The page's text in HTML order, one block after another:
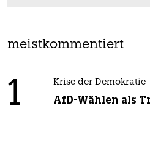
meistkommentiert
1 Krise der Demokratie
AfD-Wählen als